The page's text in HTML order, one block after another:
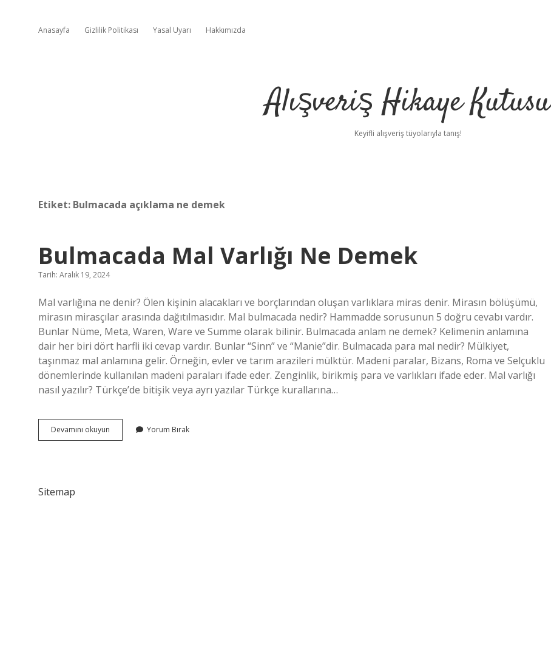
Anasayfa Gizlilik Politikası Yasal Uyarı Hakkımızda
Alışveriş Hikaye Kutusu
Keyifli alışveriş tüyolarıyla tanış!
Etiket: Bulmacada açıklama ne demek
Bulmacada Mal Varlığı Ne Demek
Tarih: Aralık 19, 2024
Mal varlığına ne denir? Ölen kişinin alacakları ve borçlarından oluşan varlıklara miras denir. Mirasın bölüşümü,
mirasın mirasçılar arasında dağıtılmasıdır. Mal bulmacada nedir? Hammadde sorusunun 5 doğru cevabı vardır.
Bunlar Nüme, Meta, Waren, Ware ve Summe olarak bilinir. Bulmacada anlam ne demek? Kelimenin anlamına
dair her biri dört harfli iki cevap vardır. Bunlar “Sinn” ve “Manie”dir. Bulmacada para mal nedir? Mülkiyet,
taşınmaz mal anlamına gelir. Örneğin, evler ve tarım arazileri mülktür. Madeni paralar, Bizans, Roma ve Selçuklu
dönemlerinde kullanılan madeni paraları ifade eder. Zenginlik, birikmiş para ve varlıkları ifade eder. Mal varlığı
nasıl yazılır? Türkçe’de bitişik veya ayrı yazılar Türkçe kurallarına…
Devamını okuyun Bulmacada
Mal
Yorum Bırak
Sitemap